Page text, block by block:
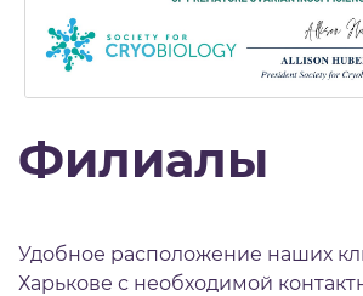
Филиалы
Удобное расположение наших
Харькове с необходимой